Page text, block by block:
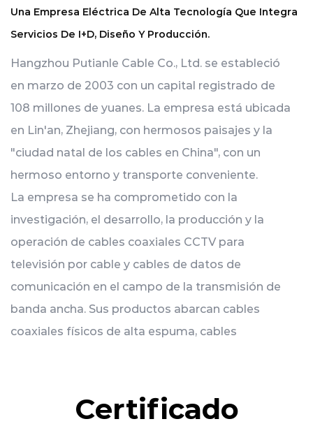
Una Empresa Eléctrica De Alta Tecnología Que Integra
Servicios De I+D, Diseño Y Producción.
Hangzhou Putianle Cable Co., Ltd. se estableció
en marzo de 2003 con un capital registrado de
108 millones de yuanes. La empresa está ubicada
en Lin'an, Zhejiang, con hermosos paisajes y la
"ciudad natal de los cables en China", con un
hermoso entorno y transporte conveniente.
La empresa se ha comprometido con la
investigación, el desarrollo, la producción y la
operación de cables coaxiales CCTV para
televisión por cable y cables de datos de
comunicación en el campo de la transmisión de
banda ancha. Sus productos abarcan cables
coaxiales físicos de alta espuma, cables
monitoreo Hay más de 1000 tipos en 8
categorías, incluidos cables, cables de
Certificado